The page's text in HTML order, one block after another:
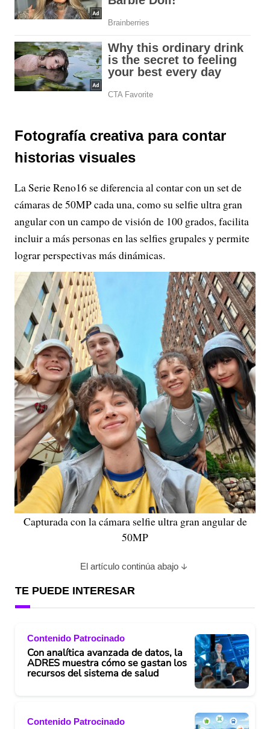
Fotografía creativa para contar
historias visuales
La Serie Reno16 se diferencia al contar con un set de
cámaras de 50MP cada una, como su selfie ultra gran
angular con un campo de visión de 100 grados, facilita
incluir a más personas en las selfies grupales y permite
lograr perspectivas más dinámicas.
Capturada con la cámara selfie ultra gran angular de
50MP
El artículo continúa abajo
TE PUEDE INTERESAR
Contenido Patrocinado
Con analítica avanzada de datos, la
ADRES muestra cómo se gastan los
recursos del sistema de salud
Contenido Patrocinado